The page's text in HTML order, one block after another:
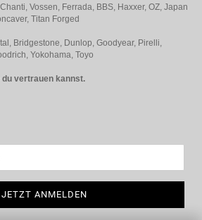
Vossen, Ferrada, BBS, Haxxer, OZ, Japan
Titan Forged
Bridgestone, Dunlop, Goodyear, Pirelli,
Yokohama, Toyo
du vertrauen kannst.